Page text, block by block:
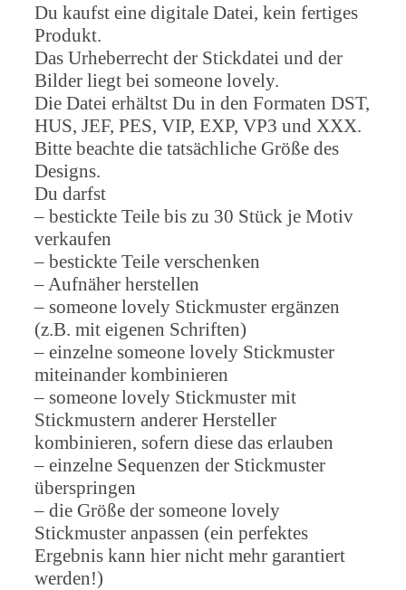
Du kaufst eine digitale Datei, kein fertiges
Produkt.
Das Urheberrecht der Stickdatei und der
Bilder liegt bei someone lovely.
Die Datei erhältst Du in den Formaten DST,
HUS, JEF, PES, VIP, EXP, VP3 und XXX.
Bitte beachte die tatsächliche Größe des
Designs.
Du darfst
– bestickte Teile bis zu 30 Stück je Motiv
verkaufen
– bestickte Teile verschenken
– Aufnäher herstellen
– someone lovely Stickmuster ergänzen
(z.B. mit eigenen Schriften)
– einzelne someone lovely Stickmuster
miteinander kombinieren
– someone lovely Stickmuster mit
Stickmustern anderer Hersteller
kombinieren, sofern diese das erlauben
– einzelne Sequenzen der Stickmuster
überspringen
– die Größe der someone lovely
Stickmuster anpassen (ein perfektes
Ergebnis kann hier nicht mehr garantiert
werden!)